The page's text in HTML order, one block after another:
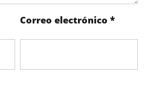
Correo electrónico *